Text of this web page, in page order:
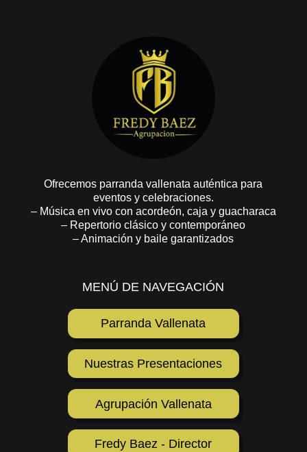
Ofrecemos parranda vallenata auténtica para
eventos y celebraciones.
– Música en vivo con acordeón, caja y guacharaca
– Repertorio clásico y contemporáneo
– Animación y baile garantizados
MENÚ DE NAVEGACIÓN
Parranda Vallenata
Nuestras Presentaciones
Agrupación Vallenata
Fredy Baez - Director